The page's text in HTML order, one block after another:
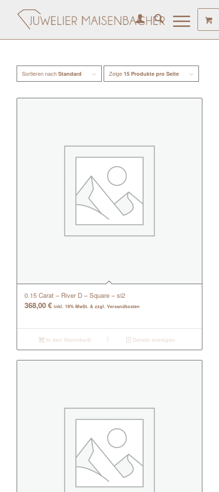
Sortieren nach Standard Zeige 15 Produkte pro Seite
0.15 Carat – River D – Square – si2
368,00€ inkl. 19% MwSt. & zzgl. Versandkosten
In den Warenkorb Details anzeigen